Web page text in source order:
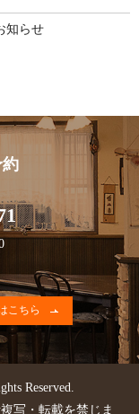
知らせ
こちら
Reserved.
写・転載を禁じま